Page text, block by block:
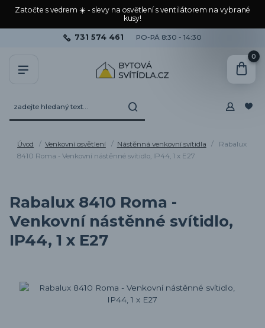
Zatočte s vedrem ☀️ - slevy na osvětlení s ventilátorem na vybrané
kusy!
731 574 461 PO-PÁ 8:30 - 14:30
0
Úvod Venkovní osvětlení Nástěnná venkovní svítidla
Rabalux
8410 Roma - Venkovní nástěnné svítidlo, IP44, 1 x E27
Rabalux 8410 Roma -
Venkovní nástěnné svítidlo,
IP44, 1 x E27